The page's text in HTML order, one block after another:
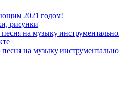
2021 годом!
рисунки
на музыку
на музыку